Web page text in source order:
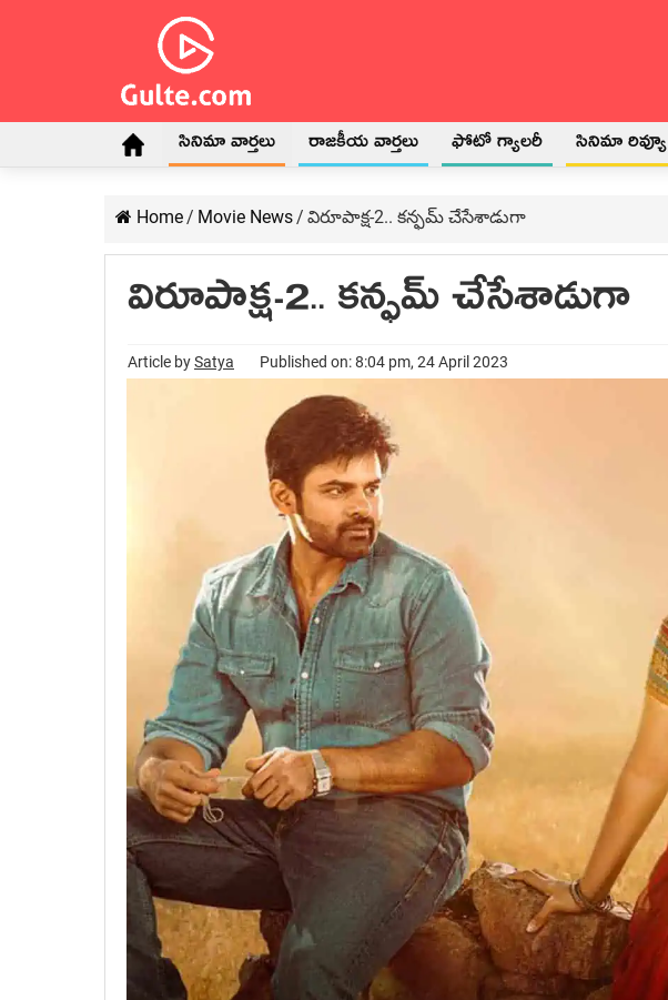
సినిమా వార్తలు రాజకీయ వార్తలు ఫోటో గ్యాలరీ సినిమా రివ్యూ
Home/ Movie News/ విరూపాక్ష‌-2.. క‌న్ఫ‌మ్ చేసేశాడుగా
విరూపాక్ష‌-2.. క‌న్ఫ‌మ్ చేసేశాడుగా
Article bySatya Published on: 8:04 pm, 24 April 2023